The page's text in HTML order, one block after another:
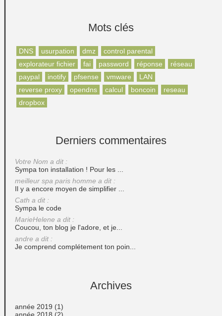
Mots clés
DNS usurpation dmz
control parental
explorateur fichier
fai password réponse
réseau
paypal
inotify pfsense vmware
LAN
reverse proxy
opendns calcul boncoin
reseau
dropbox
Derniers commentaires
Votre Nom a dit :
Sympa ton installation ! Pour les ...
meilleur spa paris homme a dit :
Il y a encore moyen de simplifier ...
Cath a dit :
Sympa le code
MarieHelene a dit :
Coucou, ton blog je l'adore, et je...
andre a dit :
Je comprend complétement ton poin...
Archives
année 2019 (1)